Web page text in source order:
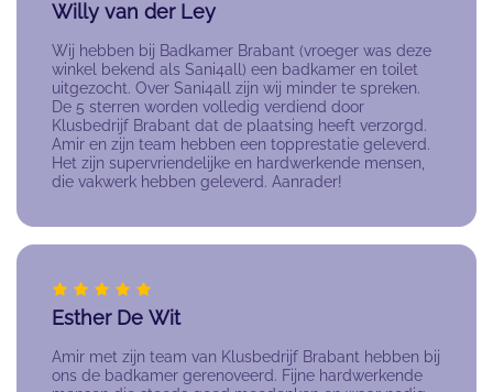
Willy van der Ley
Wij hebben bij Badkamer Brabant (vroeger was deze
winkel bekend als Sani4all) een badkamer en toilet
uitgezocht. Over Sani4all zijn wij minder te spreken.
De 5 sterren worden volledig verdiend door
Klusbedrijf Brabant dat de plaatsing heeft verzorgd.
Amir en zijn team hebben een topprestatie geleverd.
Het zijn supervriendelijke en hardwerkende mensen,
die vakwerk hebben geleverd. Aanrader!
Esther De Wit
Amir met zijn team van Klusbedrijf Brabant hebben bij
ons de badkamer gerenoveerd. Fijne hardwerkende